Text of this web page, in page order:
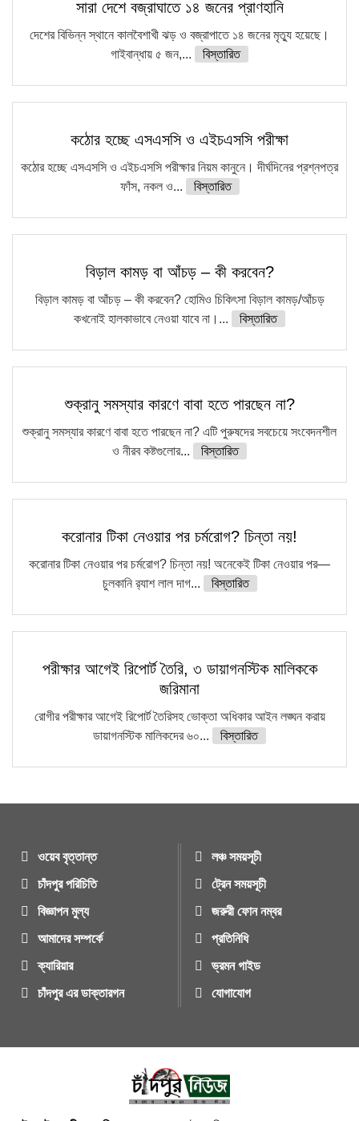
সারা দেশে বজ্রাঘাতে ১৪ জনের প্রাণহানি
দেশের বিভিন্ন স্থানে কালবৈশাখী ঝড় ও বজ্রাপাতে ১৪ জনের মৃত্যু হয়েছে।
গাইবান্ধায় ৫ জন,...
বিস্তারিত
কঠোর হচ্ছে এসএসসি ও এইচএসসি পরীক্ষা
কঠোর হচ্ছে এসএসসি ও এইচএসসি পরীক্ষার নিয়ম কানুনে। দীর্ঘদিনের প্রশ্নপত্র
ফাঁস, নকল ও...
বিস্তারিত
বিড়াল কামড় বা আঁচড় – কী করবেন?
বিড়াল কামড় বা আঁচড় – কী করবেন? হোমিও চিকিৎসা বিড়াল কামড়/আঁচড়
কখনোই হালকাভাবে নেওয়া যাবে না।...
বিস্তারিত
শুক্রানু সমস্যার কারণে বাবা হতে পারছেন না?
শুক্রানু সমস্যার কারণে বাবা হতে পারছেন না? এটি পুরুষদের সবচেয়ে সংবেদনশীল
ও নীরব কষ্টগুলোর...
বিস্তারিত
করোনার টিকা নেওয়ার পর চর্মরোগ? চিন্তা নয়!
করোনার টিকা নেওয়ার পর চর্মরোগ? চিন্তা নয়! অনেকেই টিকা নেওয়ার পর—
চুলকানি র‍্যাশ লাল দাগ...
বিস্তারিত
পরীক্ষার আগেই রিপোর্ট তৈরি, ৩ ডায়াগনস্টিক মালিককে
জরিমানা
রোগীর পরীক্ষার আগেই রিপোর্ট তৈরিসহ ভোক্তা অধিকার আইন লঙ্ঘন করায়
ডায়াগনস্টিক মালিকদের ৬০...
বিস্তারিত
ওয়েব বৃত্তান্ত
চাঁদপুর পরিচিতি
বিজ্ঞাপন মুল্য
আমাদের সম্পর্কে
ক্যারিয়ার
চাঁদপুর এর ডাক্তারগন
লঞ্চ সময়সূচী
ট্রেন সময়সূচী
জরুরী ফোন নম্বর
প্রতিনিধি
ভ্রমন গাইড
যোগাযোগ